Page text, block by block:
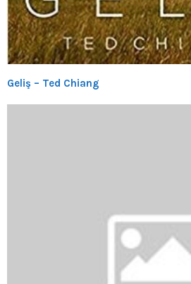
Geliş – Ted Chiang